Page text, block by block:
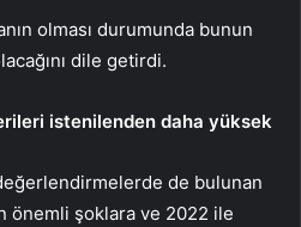
olması durumunda bunun
dile getirdi.
istenilenden daha yüksek
de bulunan
önemli şoklara ve 2022 ile